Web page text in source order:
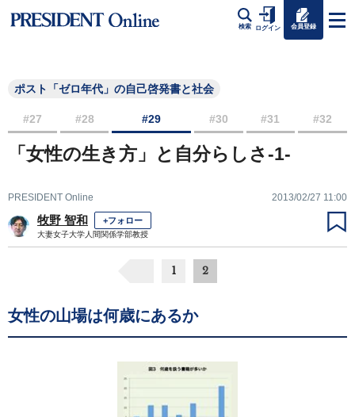
検索 ログイン 会員登録
ポスト「ゼロ年代」の自己啓発書と社会
#27 #28 #29 #30 #31 #32
「女性の生き方」と自分らしさ-1-
PRESIDENT Online 2013/02/27 11:00
牧野 智和 +フォロー
大妻女子大学人間関係学部教授
1 2
女性の山場は何歳にあるか